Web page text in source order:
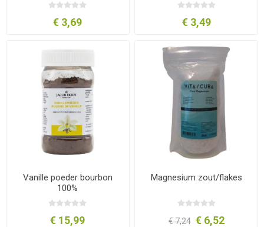
€ 3,69 € 3,49
Vanille poeder bourbon
100%
€ 15,99
Magnesium zout/flakes
€ 7,24 € 6,52